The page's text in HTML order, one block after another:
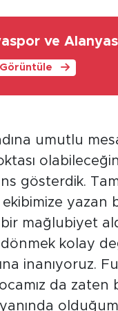
ve
umutlu
gösterdik.
ekibimize
mağlubiyet
kolay
inanıyoruz.
hocamız da